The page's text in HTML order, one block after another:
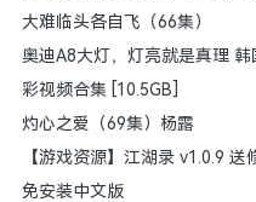
大难临头各自飞（66集）
奥迪A8大灯，灯亮就是真理
彩视频合集 [10.5GB]
灼心之爱（69集）杨露
【游戏资源】江湖录 v1.0.9 送
免安装中文版